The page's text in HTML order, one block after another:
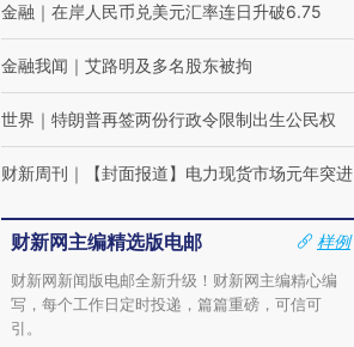
金融 ｜ 在岸人民币兑美元汇率连日升破6.75
金融我闻 ｜ 艾路明及多名股东被拘
世界 ｜ 特朗普再签两份行政令限制出生公民权
财新周刊 ｜ 【封面报道】电力现货市场元年突进
财新网主编精选版电邮
样例
财新网新闻版电邮全新升级！财新网主编精心编
写，每个工作日定时投递，篇篇重磅，可信可
引。